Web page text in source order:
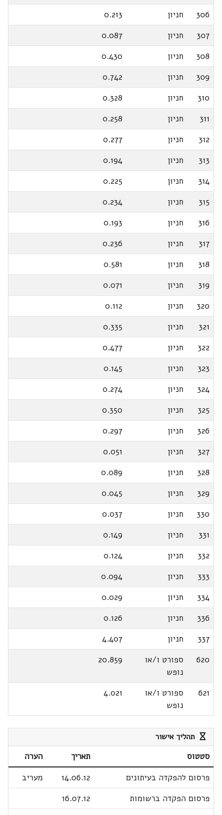
306
חניון
0.213
307
חניון
0.087
308
חניון
0.430
309
חניון
0.742
310
חניון
0.328
311
חניון
0.258
312
חניון
0.277
313
חניון
0.194
314
חניון
0.225
315
חניון
0.234
316
חניון
0.193
317
חניון
0.236
318
חניון
0.581
319
חניון
0.071
320
חניון
0.112
321
חניון
0.335
322
חניון
0.477
323
חניון
0.145
324
חניון
0.274
325
חניון
0.350
326
חניון
0.297
327
חניון
0.051
328
חניון
0.089
329
חניון
0.045
330
חניון
0.037
331
חניון
0.149
332
חניון
0.124
333
חניון
0.094
334
חניון
0.029
336
חניון
0.126
337
חניון
4.407
620
ספורט ו/או
נופש
20.859
621
ספורט ו/או
נופש
4.021
תהליך אישור
סטטוס תאריך
הערה
פרסום להפקדה בעיתונים
14.06.12
מעריב
פרסום הפקדה ברשומות
16.07.12